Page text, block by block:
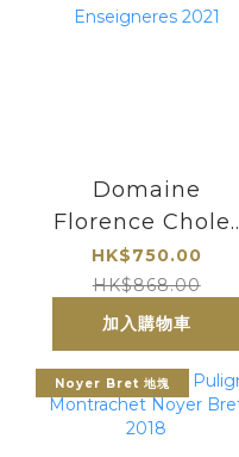
Domaine
Florence Cholet
Puligny
Montrachet Les
Enseigneres
2021
HK$750.00
HK$868.00
加入購物車
Noyer Bret 地塊